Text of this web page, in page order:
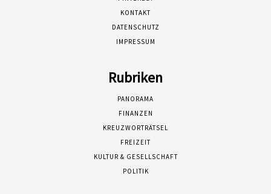
KONTAKT
DATENSCHUTZ
IMPRESSUM
Rubriken
PANORAMA
FINANZEN
KREUZWORTRÄTSEL
FREIZEIT
KULTUR & GESELLSCHAFT
POLITIK